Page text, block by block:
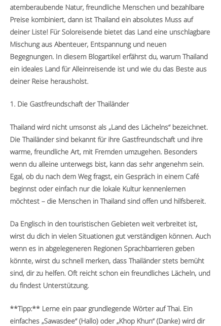
atemberaubende Natur, freundliche Menschen und bezahlbare
Preise kombiniert, dann ist Thailand ein absolutes Muss auf
deiner Liste! Für Soloreisende bietet das Land eine unschlagbare
Mischung aus Abenteuer, Entspannung und neuen
Begegnungen. In diesem Blogartikel erfährst du, warum Thailand
ein ideales Land für Alleinreisende ist und wie du das Beste aus
deiner Reise herausholst.
1. Die Gastfreundschaft der Thailänder
Thailand wird nicht umsonst als „Land des Lächelns“ bezeichnet.
Die Thailänder sind bekannt für ihre Gastfreundschaft und ihre
warme, freundliche Art, mit Fremden umzugehen. Besonders
wenn du alleine unterwegs bist, kann das sehr angenehm sein.
Egal, ob du nach dem Weg fragst, ein Gespräch in einem Café
beginnst oder einfach nur die lokale Kultur kennenlernen
möchtest – die Menschen in Thailand sind offen und hilfsbereit.
Da Englisch in den touristischen Gebieten weit verbreitet ist,
wirst du dich in vielen Situationen gut verständigen können. Auch
wenn es in abgelegeneren Regionen Sprachbarrieren geben
könnte, wirst du schnell merken, dass Thailänder stets bemüht
sind, dir zu helfen. Oft reicht schon ein freundliches Lächeln, und
du findest Unterstützung.
**Tipp:** Lerne ein paar grundlegende Wörter auf Thai. Ein
einfaches „Sawasdee“ (Hallo) oder „Khop Khun“ (Danke) wird dir